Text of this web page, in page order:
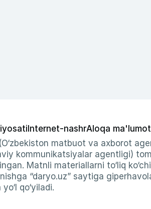
Internet-nashrAloqa
matbuot va axborot
kommunikatsiyalar agentligi)
Matnli materiallarni to‘liq
“daryo.uz” saytiga
qo‘yiladi.